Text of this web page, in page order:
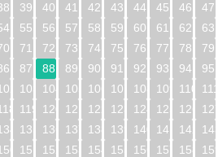
39 40 41 42 43 44 45 46
47
55 56 57 58 59 60 61 62
63
71 72 73 74 75 76 77 78
79
87 88 89 90 91 92 93 94
95
103 104 105 106 107 108 109 110
119 120 121 122 123 124 125 126
135 136 137 138 139 140 141 142
151 152 153 154 155 156 157 158